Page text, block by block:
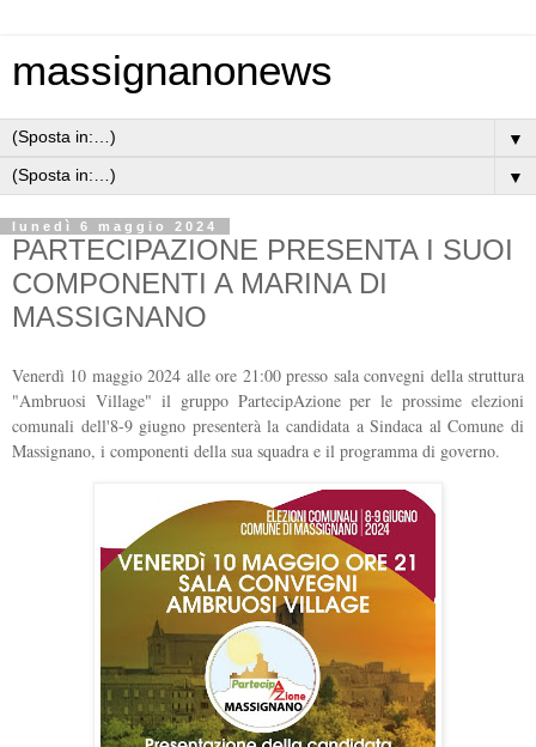
massignanonews
▼
▼
lunedì 6 maggio 2024
PARTECIPAZIONE PRESENTA I SUOI
COMPONENTI A MARINA DI
MASSIGNANO
Venerdì 10 maggio 2024 alle ore 21:00 presso sala convegni della struttura
"Ambruosi Village" il gruppo PartecipAzione per le prossime elezioni
comunali dell'8-9 giugno presenterà la candidata a Sindaca al Comune di
Massignano, i componenti della sua squadra e il programma di governo.